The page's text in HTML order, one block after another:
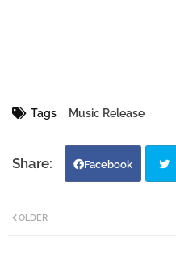
Tags Music Release
Facebook
OLDER